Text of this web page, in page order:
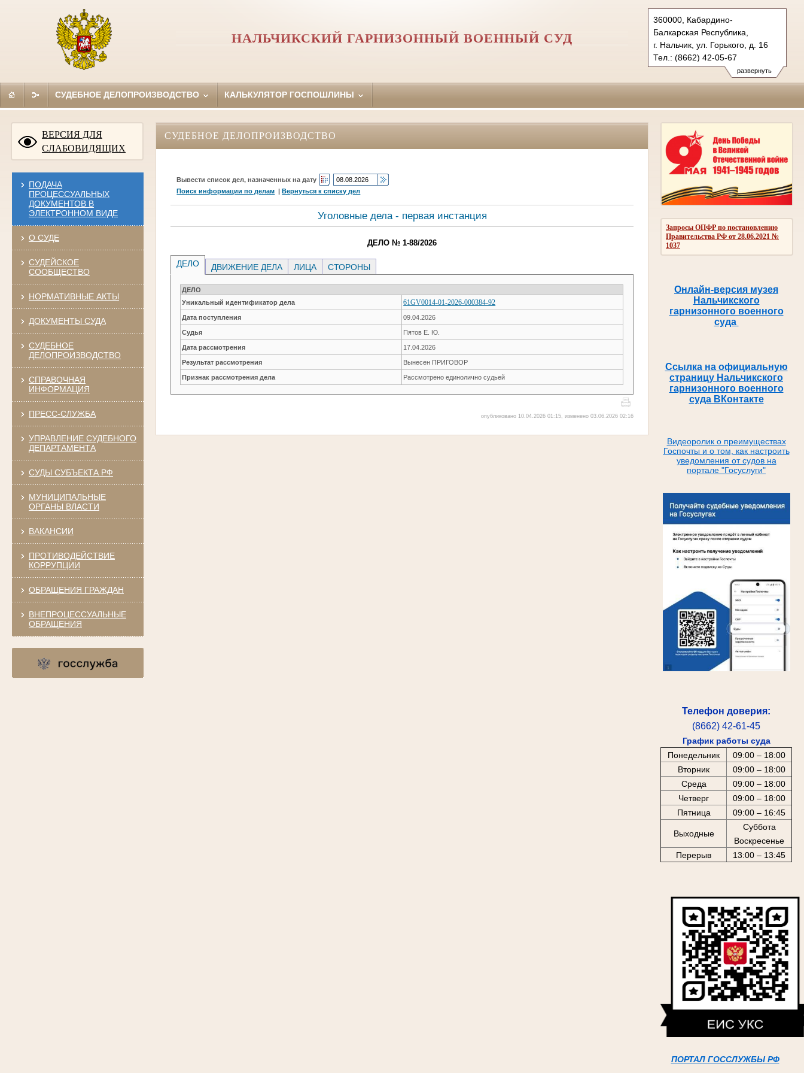
развернуть
360000, Кабардино-
Балкарская Республика,
г. Нальчик, ул. Горького, д. 16
Тел.: (8662) 42-05-67
nalchikskygvs.ros@sudrf.ru
НАЛЬЧИКСКИЙ ГАРНИЗОННЫЙ ВОЕННЫЙ СУД
СУДЕБНОЕ ДЕЛОПРОИЗВОДСТВО КАЛЬКУЛЯТОР ГОСПОШЛИНЫ
ВЕРСИЯ ДЛЯ
СЛАБОВИДЯЩИХ
ПОДАЧА
ПРОЦЕССУАЛЬНЫХ
ДОКУМЕНТОВ В
ЭЛЕКТРОННОМ ВИДЕ
О СУДЕ
СУДЕЙСКОЕ
СООБЩЕСТВО
НОРМАТИВНЫЕ АКТЫ
ДОКУМЕНТЫ СУДА
СУДЕБНОЕ
ДЕЛОПРОИЗВОДСТВО
СПРАВОЧНАЯ
ИНФОРМАЦИЯ
ПРЕСС-СЛУЖБА
УПРАВЛЕНИЕ СУДЕБНОГО
ДЕПАРТАМЕНТА
СУДЫ СУБЪЕКТА РФ
МУНИЦИПАЛЬНЫЕ
ОРГАНЫ ВЛАСТИ
ВАКАНСИИ
ПРОТИВОДЕЙСТВИЕ
КОРРУПЦИИ
ОБРАЩЕНИЯ ГРАЖДАН
ВНЕПРОЦЕССУАЛЬНЫЕ
ОБРАЩЕНИЯ
Запросы ОПФР по постановлению
Правительства РФ от 28.06.2021 №
1037
Онлайн-версия музея
Нальчикского
гарнизонного военного
суда
Ссылка на официальную
страницу Нальчикского
гарнизонного военного
суда ВКонтакте
Видеоролик о преимуществах
Госпочты и о том, как настроить
уведомления от судов на
портале "Госуслуги"
Телефон доверия:
(8662) 42-61-45
График работы суда
Понедельник
09:00 – 18:00
Вторник
09:00 – 18:00
Среда
09:00 – 18:00
Четверг
09:00 – 18:00
Пятница
09:00 – 16:45
Выходные
Суббота
Воскресенье
Перерыв
13:00 – 13:45
ПОРТАЛ ГОССЛУЖБЫ РФ
СУДЕБНОЕ ДЕЛОПРОИЗВОДСТВО
Вывести список дел, назначенных на дату
Поиск информации по делам |Вернуться к списку дел
Уголовные дела - первая инстанция
ДЕЛО № 1-88/2026
ДЕЛО ДВИЖЕНИЕ ДЕЛА ЛИЦА СТОРОНЫ
ДЕЛО
Уникальный идентификатор дела
61GV0014-01-2026-000384-92
Дата поступления 09.04.2026
Судья Пятов Е. Ю.
Дата рассмотрения 17.04.2026
Результат рассмотрения Вынесен ПРИГОВОР
Признак рассмотрения дела Рассмотрено единолично судьей
опубликовано 10.04.2026 01:15, изменено 03.06.2026 02:16